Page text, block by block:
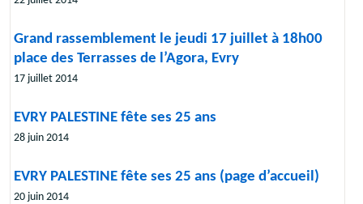
Grand rassemblement le jeudi 17 juillet à 18h00
place des Terrasses de l’Agora, Evry
17 juillet 2014
EVRY PALESTINE fête ses 25 ans
28 juin 2014
EVRY PALESTINE fête ses 25 ans (page d’accueil)
20 juin 2014